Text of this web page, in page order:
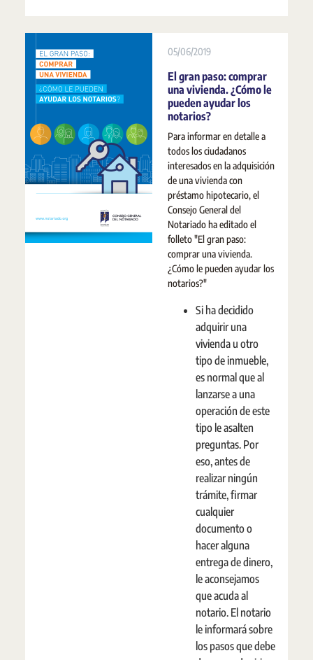
05/06/2019
El gran paso: comprar
una vivienda. ¿Cómo le
pueden ayudar los
notarios?
Para informar en detalle a
todos los ciudadanos
interesados en la adquisición
de una vivienda con
préstamo hipotecario, el
Consejo General del
Notariado ha editado el
folleto "El gran paso:
comprar una vivienda.
¿Cómo le pueden ayudar los
notarios?"
Si ha decidido
adquirir una
vivienda u otro
tipo de inmueble,
es normal que al
lanzarse a una
operación de este
tipo le asalten
preguntas. Por
eso, antes de
realizar ningún
trámite, firmar
cualquier
documento o
hacer alguna
entrega de dinero,
le aconsejamos
que acuda al
notario. El notario
le informará sobre
los pasos que debe